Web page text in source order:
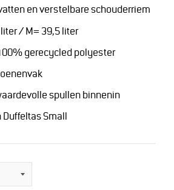
en verstelbare schouderriem
/ M= 39,5 liter
gerecycled polyester
spullen binnenin
Small